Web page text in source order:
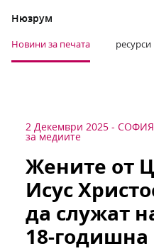
Нюзрум
Новини за печата ресурси
2 Декември 2025 - СОФИЯ
за медиите
Жените от
Исус
да служат
18-годишна